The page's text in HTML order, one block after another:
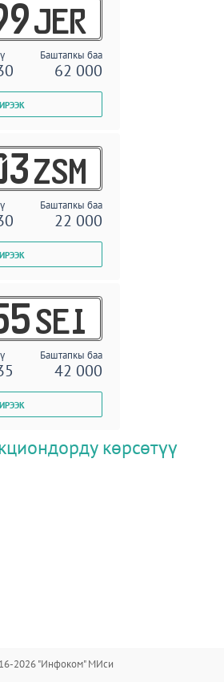
JER
Баштапкы баа
62 000
ZSM
Баштапкы баа
22 000
SEI
Баштапкы баа
42 000
көрсөтүү
2026 "Инфоком" МИси